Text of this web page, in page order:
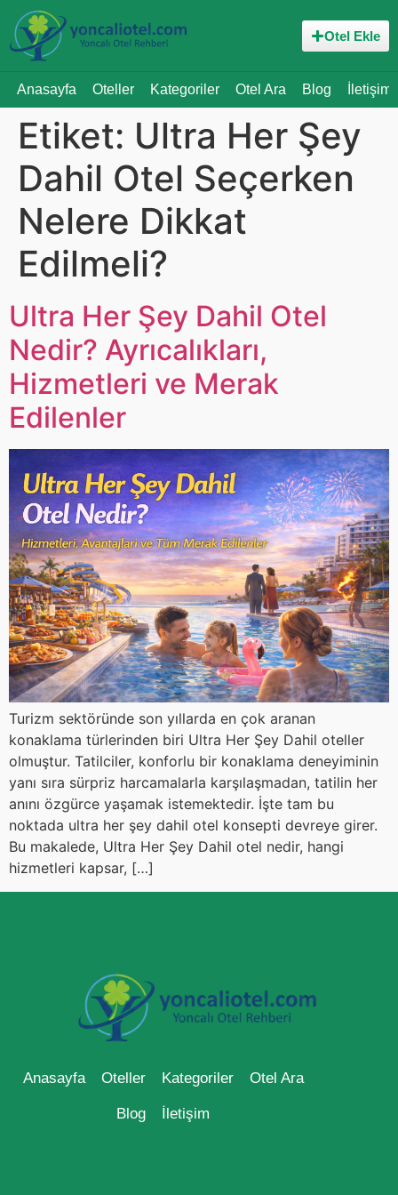
Otel Ekle
Anasayfa Oteller Kategoriler Otel Ara Blog İletişim
Etiket: Ultra Her Şey
Dahil Otel Seçerken
Nelere Dikkat
Edilmeli?
Ultra Her Şey Dahil Otel
Nedir? Ayrıcalıkları,
Hizmetleri ve Merak
Edilenler
Turizm sektöründe son yıllarda en çok aranan
konaklama türlerinden biri Ultra Her Şey Dahil oteller
olmuştur. Tatilciler, konforlu bir konaklama deneyiminin
yanı sıra sürpriz harcamalarla karşılaşmadan, tatilin her
anını özgürce yaşamak istemektedir. İşte tam bu
noktada ultra her şey dahil otel konsepti devreye girer.
Bu makalede, Ultra Her Şey Dahil otel nedir, hangi
hizmetleri kapsar, […]
Anasayfa Oteller Kategoriler Otel Ara
Blog İletişim